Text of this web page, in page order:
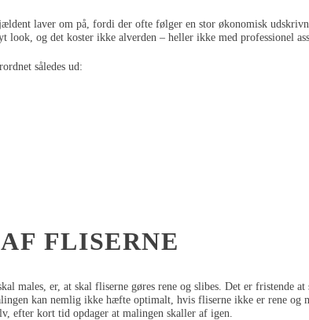
laver om på, fordi der ofte følger en stor økonomisk
look, og det koster ikke alverden – heller ikke med professionel
således ud:
FLISERNE
males, er, at skal fliserne gøres rene og slibes. Det er fristende at
kan nemlig ikke hæfte optimalt, hvis fliserne ikke er rene og
efter kort tid opdager at malingen skaller af igen.